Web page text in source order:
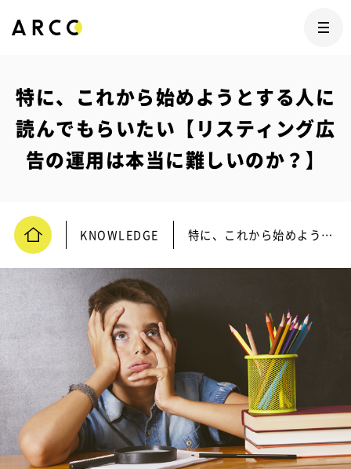
特に、これから始めようとする人に
読んでもらいたい【リスティング広
告の運用は本当に難しいのか？】
KNOWLEDGE 特に、これから始めようとする人に読んでもらいたい【リスティング広告の運用は本当に難しいのか？】